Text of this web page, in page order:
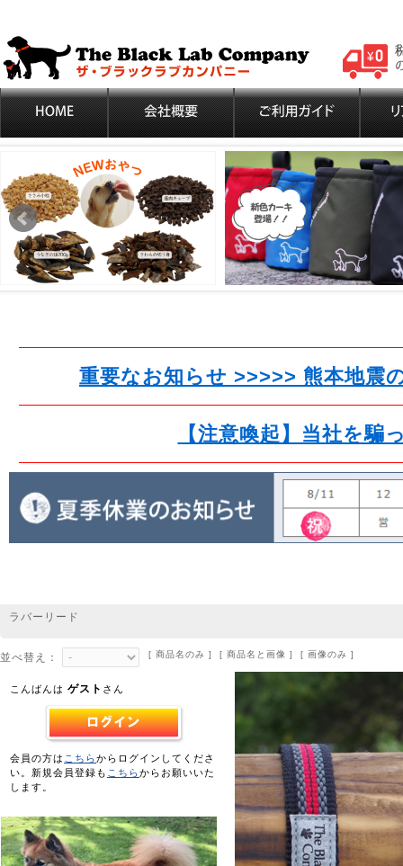
重要なお知らせ >>>>> 熊本地震
【注意喚起】当社を
ラバーリード
並べ替え： [ 商品名のみ ] [ 商品名と画像 ] [ 画像のみ ]
こんばんは ゲスト さん
会員の方は こちらからログインしてくださ
い。新規会員登録も こちらからお願いいた
します。